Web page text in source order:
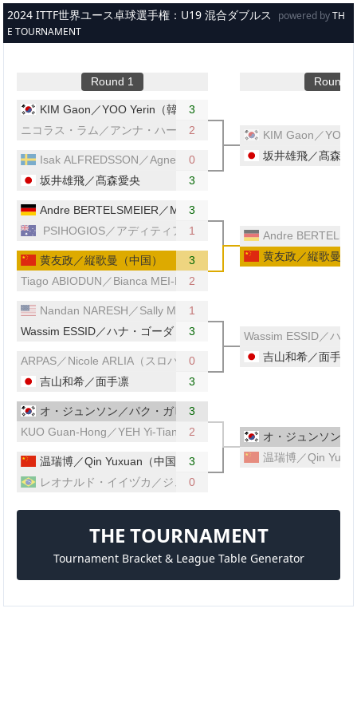
メインコンテンツへスキップ
2024 ITTF世界ユース卓球選手権：U19 混合ダブルス powered byTH
E TOURNAMENT
Round 1 Round 2
KIM Gaon／YOO Yerin（韓国）
3
ニコラス・ラム／アンナ・ハーシー（オーストラリア／ウェール
2
Isak ALFREDSSON／Agnes SVENSSON （スウェーデン）
0
坂井雄飛／髙森愛央
3
Andre BERTELSMEIER／Mia GRIESEL（ドイツ）
3
PSIHOGIOS／アディティア・サリーン（オーストラリア）
1
黄友政／縦歌曼（中国）
3
Tiago ABIODUN／Bianca MEI-ROSU（ポルトガル／ルーマニア）
2
Nandan NARESH／Sally MOYLAND（アメリカ）
1
Wassim ESSID／ハナ・ゴーダ（チュニジア／エジプト）
3
ARPAS／Nicole ARLIA（スロバキア／イタリア）
0
吉山和希／面手凛
3
オ・ジュンソン／パク・ガヒョン（韓国）
3
KUO Guan-Hong／YEH Yi-Tian（台湾）
2
温瑞博／Qin Yuxuan（中国）
3
レオナルド・イイヅカ／ジュリア・タカハシ（ブラジル）
0
KIM Gaon／YOO
坂井雄飛／髙森愛
Andre
黄友政／縦歌曼（
Wassim ESSID／ハ
吉山和希／面手凛
オ・ジュンソン／
温瑞博／Qin
THE TOURNAMENT
Tournament Bracket & League Table Generator